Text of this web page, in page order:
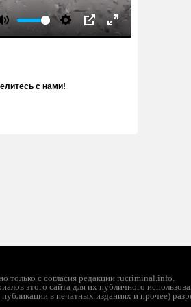
Settings
Enter
с нами!
только с согласия редакции rucriminal.info.
этого сайта для их публичного
в печатных изданиях и прочее)